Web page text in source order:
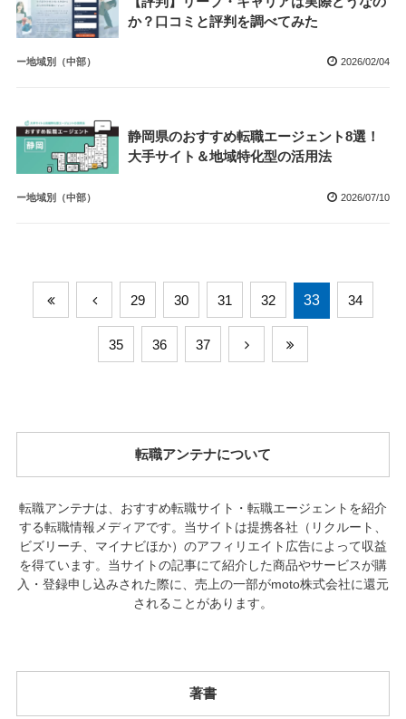
か？口コミと評判を調べてみた
ー地域別（中部） 2026/02/04
静岡県のおすすめ転職エージェント8選！
大手サイト＆地域特化型の活用法
ー地域別（中部） 2026/07/10
29 30 31 32 33 34
35 36 37
転職アンテナについて
転職アンテナは、おすすめ転職サイト・転職エージェントを紹介
する転職情報メディアです。当サイトは提携各社（リクルート、
ビズリーチ、マイナビほか）のアフィリエイト広告によって収益
を得ています。当サイトの記事にて紹介した商品やサービスが購
入・登録申し込みされた際に、売上の一部がmoto株式会社に還元
されることがあります。
著書